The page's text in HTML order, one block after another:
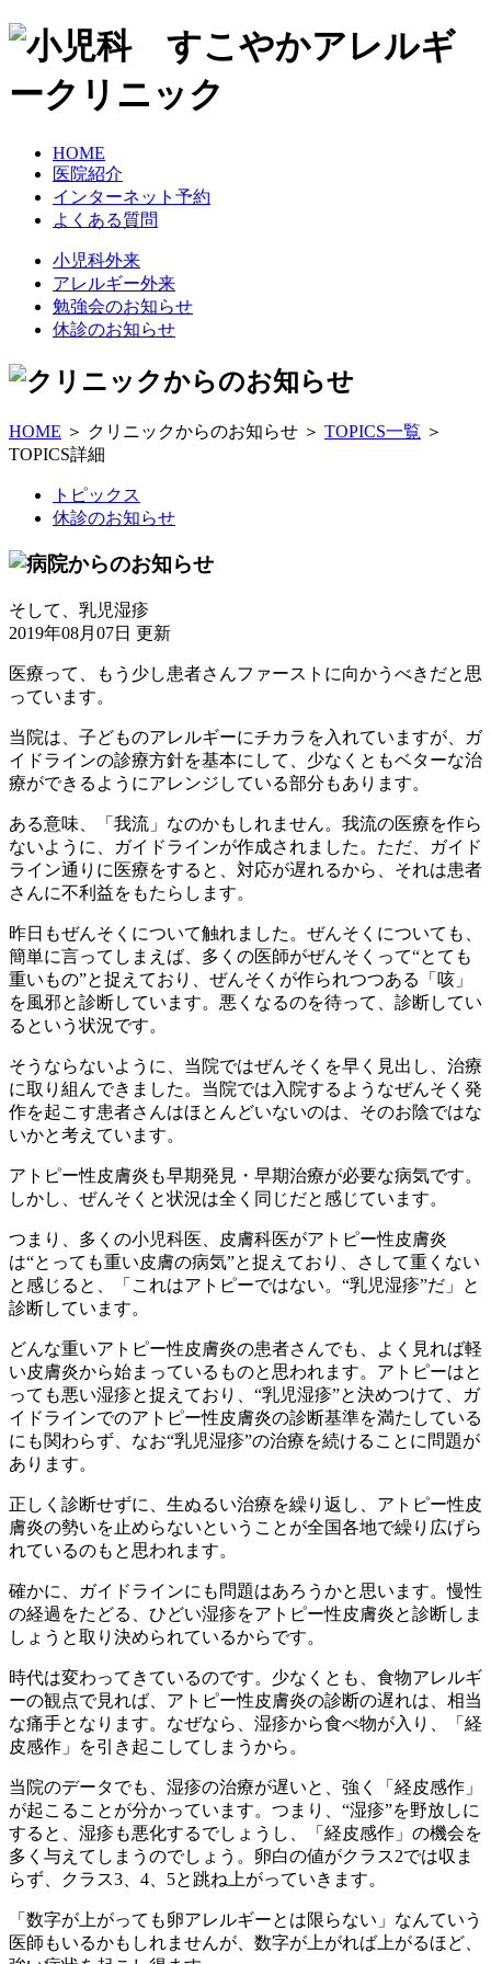
HOME
医院紹介
インターネット予約
よくある質問
小児科外来
アレルギー外来
勉強会のお知らせ
休診のお知らせ
HOME ＞ クリニックからのお知らせ ＞ TOPICS一覧 ＞
TOPICS詳細
トピックス
休診のお知らせ
そして、乳児湿疹
2019年08月07日 更新
医療って、もう少し患者さんファーストに向かうべきだと思
っています。
当院は、子どものアレルギーにチカラを入れていますが、ガ
イドラインの診療方針を基本にして、少なくともベターな治
療ができるようにアレンジしている部分もあります。
ある意味、「我流」なのかもしれません。我流の医療を作ら
ないように、ガイドラインが作成されました。ただ、ガイド
ライン通りに医療をすると、対応が遅れるから、それは患者
さんに不利益をもたらします。
昨日もぜんそくについて触れました。ぜんそくについても、
簡単に言ってしまえば、多くの医師がぜんそくって“とても
重いもの”と捉えており、ぜんそくが作られつつある「咳」
を風邪と診断しています。悪くなるのを待って、診断してい
るという状況です。
そうならないように、当院ではぜんそくを早く見出し、治療
に取り組んできました。当院では入院するようなぜんそく発
作を起こす患者さんはほとんどいないのは、そのお陰ではな
いかと考えています。
アトピー性皮膚炎も早期発見・早期治療が必要な病気です。
しかし、ぜんそくと状況は全く同じだと感じています。
つまり、多くの小児科医、皮膚科医がアトピー性皮膚炎
は“とっても重い皮膚の病気”と捉えており、さして重くない
と感じると、「これはアトピーではない。“乳児湿疹”だ」と
診断しています。
どんな重いアトピー性皮膚炎の患者さんでも、よく見れば軽
い皮膚炎から始まっているものと思われます。アトピーはと
っても悪い湿疹と捉えており、“乳児湿疹”と決めつけて、ガ
イドラインでのアトピー性皮膚炎の診断基準を満たしている
にも関わらず、なお“乳児湿疹”の治療を続けることに問題が
あります。
正しく診断せずに、生ぬるい治療を繰り返し、アトピー性皮
膚炎の勢いを止めらないということが全国各地で繰り広げら
れているのもと思われます。
確かに、ガイドラインにも問題はあろうかと思います。慢性
の経過をたどる、ひどい湿疹をアトピー性皮膚炎と診断しま
しょうと取り決められているからです。
時代は変わってきているのです。少なくとも、食物アレルギ
ーの観点で見れば、アトピー性皮膚炎の診断の遅れは、相当
な痛手となります。なぜなら、湿疹から食べ物が入り、「経
皮感作」を引き起こしてしまうから。
当院のデータでも、湿疹の治療が遅いと、強く「経皮感作」
が起こることが分かっています。つまり、“湿疹”を野放しに
すると、湿疹も悪化するでしょうし、「経皮感作」の機会を
多く与えてしまうのでしょう。卵白の値がクラス2では収ま
らず、クラス3、4、5と跳ね上がっていきます。
「数字が上がっても卵アレルギーとは限らない」なんていう
医師もいるかもしれませんが、数字が上がれば上がるほど、